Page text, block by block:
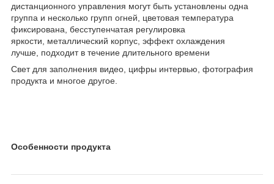
дистанционного управления могут быть установлены одна
группа и несколько групп огней, цветовая температура
фиксирована, бесступенчатая регулировка
яркости, металлический корпус, эффект охлаждения
лучше, подходит в течение длительного времени
Свет для заполнения видео, цифры интервью, фотография
продукта и многое другое.
Особенности продукта